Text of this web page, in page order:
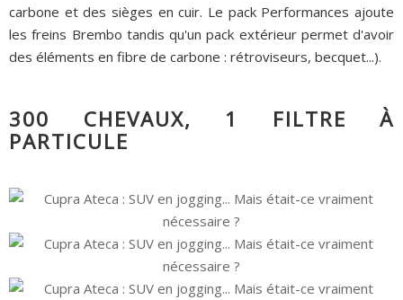
carbone et des sièges en cuir. Le pack Performances ajoute
les freins Brembo tandis qu'un pack extérieur permet d'avoir
des éléments en fibre de carbone : rétroviseurs, becquet...).
300 CHEVAUX, 1 FILTRE À
PARTICULE